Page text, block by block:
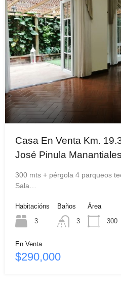
Casa En Venta Km.
José Pinula Manantiales
300 mts + pérgola 4 parqueos
Sala…
Habitacións
3
Baños
3
Área
300
En Venta
$290,000